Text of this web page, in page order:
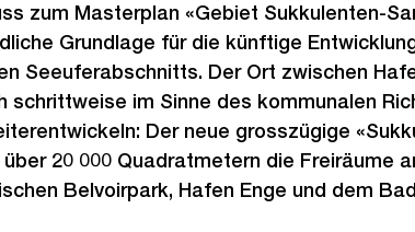
zum Masterplan «Gebiet Sukkulenten-
Grundlage für die künftige
Seeuferabschnitts. Der Ort zwischen
schrittweise im Sinne des kommunalen
Der neue grosszügige
20 000 Quadratmetern die Freiräume
Belvoirpark, Hafen Enge und dem